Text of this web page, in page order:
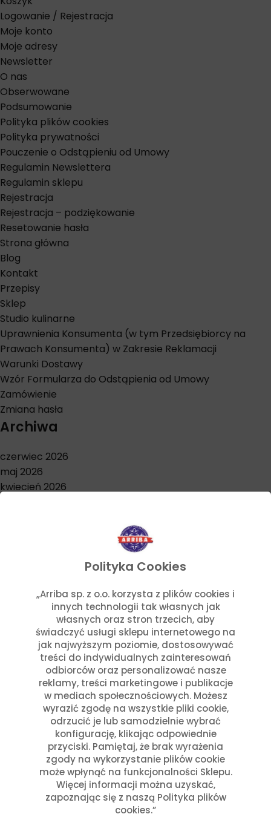
Polityka Cookies
„Arriba sp. z o.o. korzysta z plików cookies i
innych technologii tak własnych jak
własnych oraz stron trzecich, aby
świadczyć usługi sklepu internetowego na
jak najwyższym poziomie, dostosowywać
treści do indywidualnych zainteresowań
odbiorców oraz personalizować nasze
reklamy, treści marketingowe i publikacje
w mediach społecznościowych. Możesz
wyrazić zgodę na wszystkie pliki cookie,
odrzucić je lub samodzielnie wybrać
konfigurację, klikając odpowiednie
przyciski. Pamiętaj, że brak wyrażenia
zgody na wykorzystanie plików cookie
może wpłynąć na funkcjonalności Sklepu.
Więcej informacji można uzyskać,
zapoznając się z naszą Polityka plików
cookies.”
Logowanie / Rejestracja
Moje konto
Moje adresy
Newsletter
O nas
Obserwowane
Podsumowanie
Polityka plików cookies
Polityka prywatności
Pouczenie o Odstąpieniu od Umowy
Regulamin Newslettera
Regulamin sklepu
Rejestracja
Rejestracja – podziękowanie
Resetowanie hasła
Strona główna
Blog
Kontakt
Przepisy
Sklep
Studio kulinarne
Uprawnienia Konsumenta (w tym Przedsiębiorcy na
Prawach Konsumenta) w Zakresie Reklamacji
Warunki Dostawy
Wzór Formularza do Odstąpienia od Umowy
Zamówienie
Zmiana hasła
Archiwa
czerwiec 2026
maj 2026
kwiecień 2026
czerwiec 2025
marzec 2025
styczeń 2025
Kategorie
Aktualności w Arribie(7)
Aktualności z Meksyku(7)
Ciekawostki Turystyczne(4)
Kultura i Historia Meksyku(10)
Potrawy i Gastronomia(11)
Święta Meksykańskie(7)
Święta w Polsce i Meksyku(3)